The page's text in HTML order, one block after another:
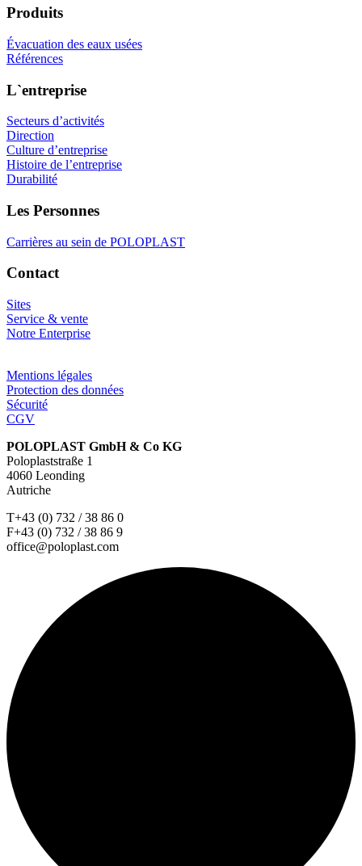
Produits
Évacuation des eaux usées
Références
L`entreprise
Secteurs d’activités
Direction
Culture d’entreprise
Histoire de l’entreprise
Durabilité
Les Personnes
Carrières au sein de POLOPLAST
Contact
Sites
Service & vente
Notre Enterprise
Mentions légales
Protection des données
Sécurité
CGV
POLOPLAST GmbH & Co KG
Poloplaststraße 1
4060 Leonding
Autriche
T+43 (0) 732 / 38 86 0
F+43 (0) 732 / 38 86 9
office@poloplast.com